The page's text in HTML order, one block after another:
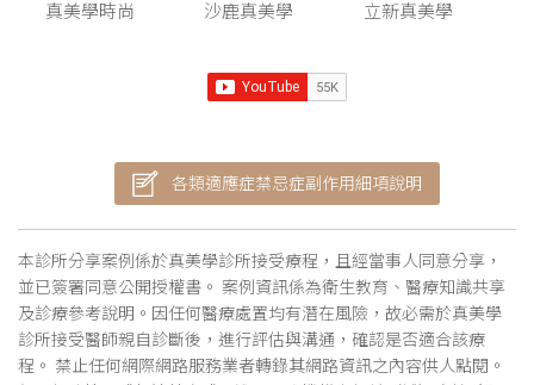
真美學時尚 沙鹿真美學 立新真美學
各類適應症禁忌症副作用細項說明
本診所分享案例係於真美學診所接受療程，且經當事人同意分享，
並已簽署同意公開授權書。 案例資訊係為衛生教育、醫療知識共享
及診療參考說明。因任何醫療處置均有潛在風險，故必需於真美學
診所接受醫師親自診斷後，進行評估與溝通，確認是否適合該療
程。 禁止任何網際網路服務業者轉錄其網路資訊之內容供人點閱。